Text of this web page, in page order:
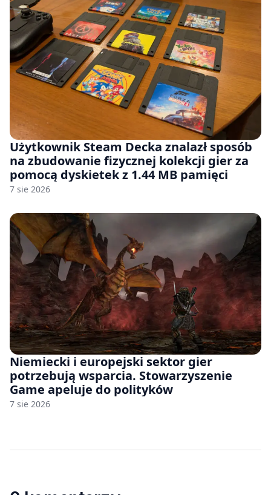
Użytkownik Steam Decka znalazł sposób
na zbudowanie fizycznej kolekcji gier za
pomocą dyskietek z 1.44 MB pamięci
7 sie 2026
Niemiecki i europejski sektor gier
potrzebują wsparcia. Stowarzyszenie
Game apeluje do polityków
7 sie 2026